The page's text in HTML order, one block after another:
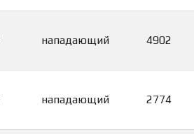
нападающий 4902
нападающий 2774